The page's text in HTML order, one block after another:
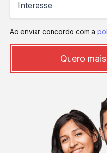
Ao enviar concordo com a
Quero